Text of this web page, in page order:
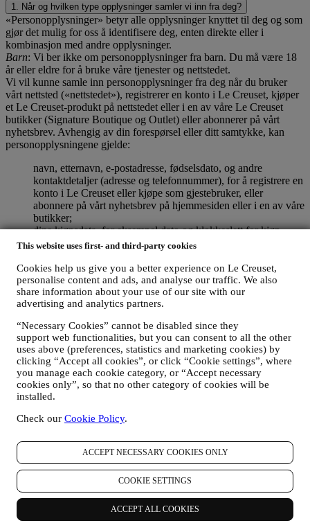
This website uses first- and third-party cookies
Cookies help us give you a better experience on Le Creuset,
personalise content and ads, and analyse our traffic. We also
share information about your use of our site with our
advertising and analytics partners.
“Necessary Cookies” cannot be disabled since they
support web functionalities, but you can consent to all the other
uses above (preferences, statistics and marketing cookies) by
clicking “Accept all cookies”, or click “Cookie settings”, where
you manage each cookie category, or “Accept necessary
cookies only”, so that no other category of cookies will be
installed.
Check our Cookie Policy.
ACCEPT NECESSARY COOKIES ONLY
COOKIE SETTINGS
ACCEPT ALL COOKIES
1. Når og hvilken type opplysninger samler vi inn fra deg?
«Personopplysninger» betyr alle opplysninger knyttet til deg og som
gjør det mulig for oss å identifisere deg, enten direkte eller i
kombinasjon med andre opplysninger.
Barn: Vi ber ikke om personopplysninger fra barn. Du må være 18
år eller eldre for å bruke våre tjenester og nettstedet.
Vi vil kunne samle inn personopplysninger fra deg når du bruker
vårt nettsted («nettstedet»), registrerer en konto i Le Creuset, kjøper
et Le Creuset-produkt på nettstedet eller i en av våre Le Creuset
butikker (Signature Boutique og Outlet) eller abonnerer på vårt
nyhetsbrev. Avhengig av din forespørsel eller ditt samtykke, kan
personopplysningene gjelde:
navn, etternavn, e-postadresse, fødselsdato, og andre
kontaktdetaljer (adresse og telefonnummer), for å registrere en
konto i Le Creuset eller kjøpe som gjestebruker, eller
abonnere på vårt nyhetsbrev på hjemmesiden eller i en av våre
butikker;
dine kjøpsdata, for eksempel dato og klokkeslett for kjøp,
leveringsdata, produkt- og betalingsdata og detaljer, for å
data om din nettlesingshistorikk på internett (f.eks., online-
identifikatorer - så som din IP-adresse, nettleserversjon,
operativsystem, lengde på besøk, tilbakevendende bruker,
geografisk opprinnelse), innsamlet under dine besøk på
logger og/eller sporingsteknikker så som
«informasjonskapsler» (for informasjon om datainnsamling
gjennom informasjonskapsler, vennligst se våreRetningslinjer
for informasjonskapsler) for å forbedre våre tjenester og
annonser, eller for vår statistiske analyse - i de fleste tilfeller
vil vi ikke være i stand til å identifisere deg fra disse
dine tilbakemeldinger, forespørsler, klager, spørsmål eller
innlegg på sosiale medier, e-poster eller telefonsamtaler).
Personopplysningene som samles inn fra deg når du bruker
nettstedet eller ellers oppgir personlig identifiserende opplysninger er
dermed beskyttet og personvernrettighetene dine blir forklart i punkt
H) nedenfor.
2. Hvem samler inn dine opplysninger?